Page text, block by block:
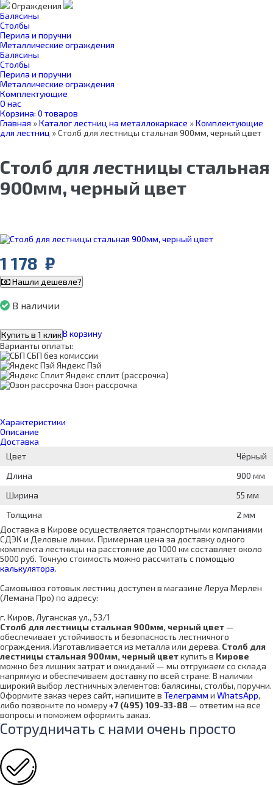
Ограждения
Балясины
Столбы
Перила и поручни
Металлические ограждения
Балясины
Столбы
Перила и поручни
Металлические ограждения
Комплектующие
О нас
Корзина: 0 товаров
Главная »Каталог лестниц на металлокаркасе »Комплектующие
для лестниц »Столб для лестницы стальная 900мм, черный цвет
Столб для лестницы стальная
900мм, черный цвет
1 178 ₽
Нашли дешевле?
В наличии
Купить в 1 кликВ корзину
Варианты оплаты:
СБП без комиссии
Яндекс Пэй
Яндекс сплит (рассрочка)
Озон рассрочка
Характеристики
Описание
Доставка
Цвет
Чёрный
Длина
900 мм
Ширина
55 мм
Толщина
2 мм
Доставка в Кирове осуществляется транспортными компаниями
СДЭК и Деловые линии. Примерная цена за доставку одного
комплекта лестницы на расстояние до 1000 км составляет около
5000 руб. Точную стоимость можно рассчитать с помощью
калькулятора.
Самовывоз готовых лестниц доступен в магазине Леруа Мерлен
(Лемана Про) по адресу:
г. Киров, Луганская ул., 53/1
Столб для лестницы стальная 900мм, черный цвет —
обеспечивает устойчивость и безопасность лестничного
ограждения. Изготавливается из металла или дерева. Столб для
лестницы стальная 900мм, черный цветкупить в Кирове
можно без лишних затрат и ожиданий — мы отгружаем со склада
напрямую и обеспечиваем доставку по всей стране. В наличии
широкий выбор лестничных элементов: балясины, столбы, поручни.
Оформите заказ через сайт, напишите в Телеграмм и WhatsApp,
либо позвоните по номеру+7 (495) 109-33-88 — ответим на все
вопросы и поможем оформить заказ.
Сотрудничать с нами очень просто